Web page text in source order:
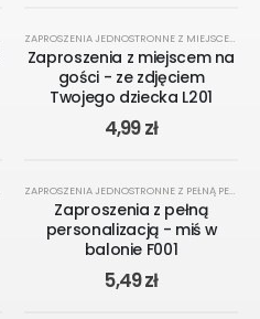
,NA CHRZEST,ZAPROSZENIA
ZAPROSZENIA JEDNOSTRONNE Z MIEJSCEM NA GOŚCI
Zaproszenia z miejscem na
gości - ze zdjęciem
Twojego dziecka L201
4,99zł
,NA CHRZEST,ZAPROSZENIA
ZAPROSZENIA JEDNOSTRONNE Z PEŁNĄ PERSONALIZACJĄ
Zaproszenia z pełną
personalizacją - miś w
balonie F001
5,49zł